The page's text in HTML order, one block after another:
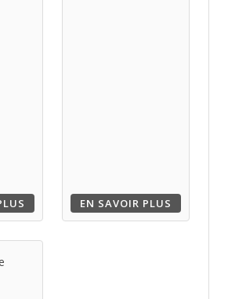
EN SAVOIR PLUS